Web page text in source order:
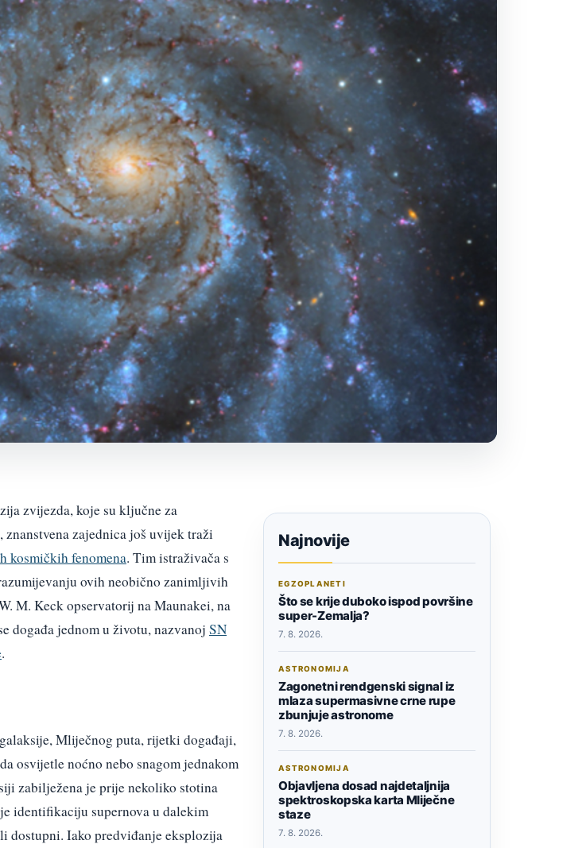
zvijezda, koje su ključne za
zajednica još uvijek traži
kosmičkih fenomena. Tim istraživača s
ovih neobično zanimljivih
M. Keck opservatorij na Maunakei, na
događa jednom u životu, nazvanoj SN
.
Mliječnog puta, rijetki događaji,
osvijetle noćno nebo snagom jednakom
zabilježena je prije nekoliko stotina
identifikaciju supernova u dalekim
dostupni. Iako predviđanje eksplozija
Najnovije
EGZOPLANETI
Što se krije duboko ispod površine
super-Zemalja?
7. 8. 2026.
ASTRONOMIJA
Zagonetni rendgenski signal iz
mlaza supermasivne crne rupe
zbunjuje astronome
7. 8. 2026.
ASTRONOMIJA
Objavljena dosad najdetaljnija
spektroskopska karta Mliječne
staze
7. 8. 2026.